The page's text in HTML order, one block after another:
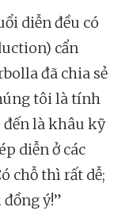
diễn đều có
cẩn
đã chia sẻ
tôi là tính
là khâu kỹ
diễn ở các
chỗ thì rất dễ;
ý!”